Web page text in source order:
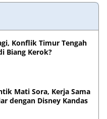
Konflik Timur Tengah
Biang Kerok?
Mati Sora, Kerja Sama
dengan Disney Kandas